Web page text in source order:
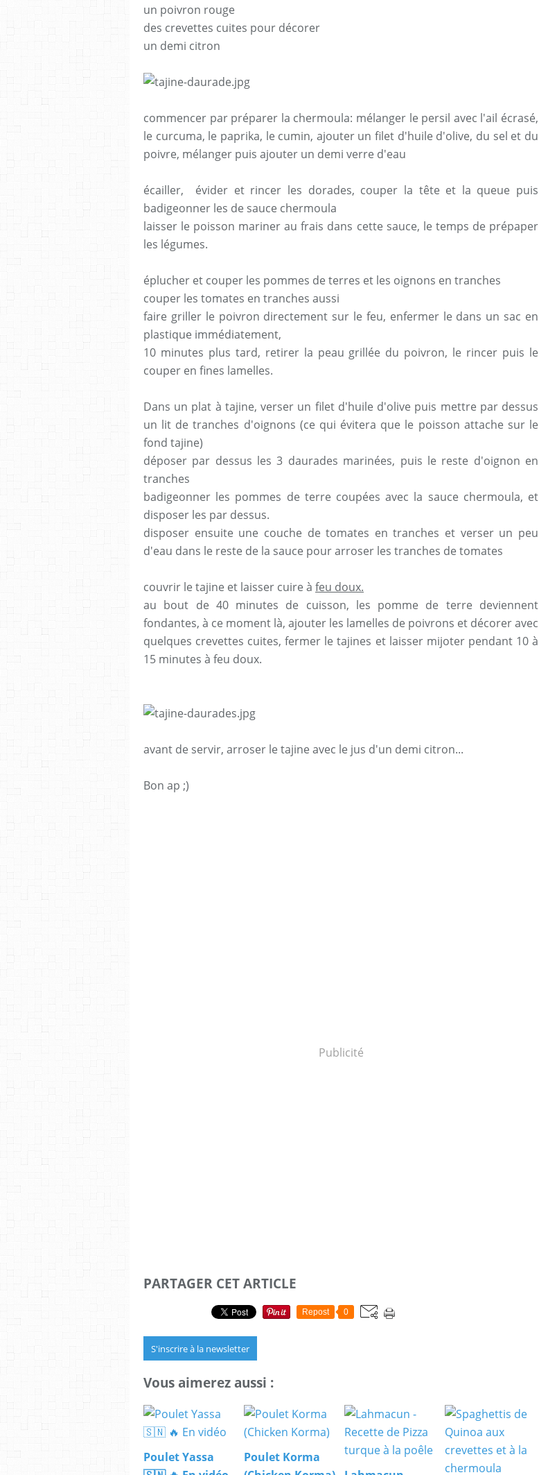
un poivron rouge
des crevettes cuites pour décorer
un demi citron
commencer par préparer la chermoula: mélanger le persil avec l'ail écrasé,
le curcuma, le paprika, le cumin, ajouter un filet d'huile d'olive, du sel et du
poivre, mélanger puis ajouter un demi verre d'eau
écailler, évider et rincer les dorades, couper la tête et la queue puis
badigeonner les de sauce chermoula
laisser le poisson mariner au frais dans cette sauce, le temps de prépaper
les légumes.
éplucher et couper les pommes de terres et les oignons en tranches
couper les tomates en tranches aussi
faire griller le poivron directement sur le feu, enfermer le dans un sac en
plastique immédiatement,
10 minutes plus tard, retirer la peau grillée du poivron, le rincer puis le
couper en fines lamelles.
Dans un plat à tajine, verser un filet d'huile d'olive puis mettre par dessus
un lit de tranches d'oignons (ce qui évitera que le poisson attache sur le
fond tajine)
déposer par dessus les 3 daurades marinées, puis le reste d'oignon en
tranches
badigeonner les pommes de terre coupées avec la sauce chermoula, et
disposer les par dessus.
disposer ensuite une couche de tomates en tranches et verser un peu
d'eau dans le reste de la sauce pour arroser les tranches de tomates
couvrir le tajine et laisser cuire à feu doux.
au bout de 40 minutes de cuisson, les pomme de terre deviennent
fondantes, à ce moment là, ajouter les lamelles de poivrons et décorer avec
quelques crevettes cuites, fermer le tajines et laisser mijoter pendant 10 à
15 minutes à feu doux.
avant de servir, arroser le tajine avec le jus d'un demi citron...
Bon ap ;)
Publicité
PARTAGER CET ARTICLE
Repost 0
S'inscrire à la newsletter
Vous aimerez aussi :
Poulet Yassa
Poulet Korma